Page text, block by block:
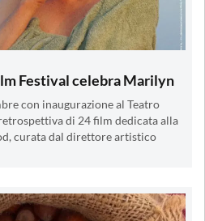
Festival celebra Marilyn
con inaugurazione al Teatro
di 24 film dedicata alla
curata dal direttore artistico